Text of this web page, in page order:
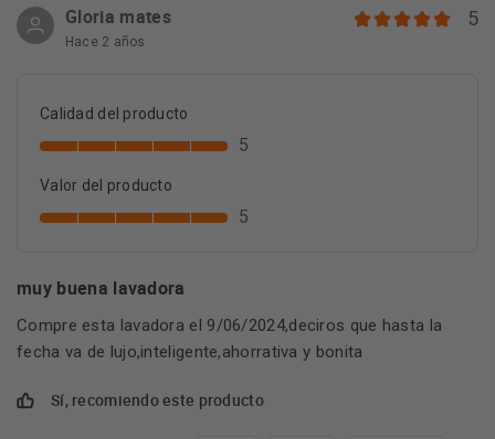
Gloria mates
Hace 2 años
5
Calidad del producto
5
Valor del producto
5
muy buena lavadora
Compre esta lavadora el 9/06/2024,deciros que hasta la
fecha va de lujo,inteligente,ahorrativa y bonita
Sí, recomiendo este producto